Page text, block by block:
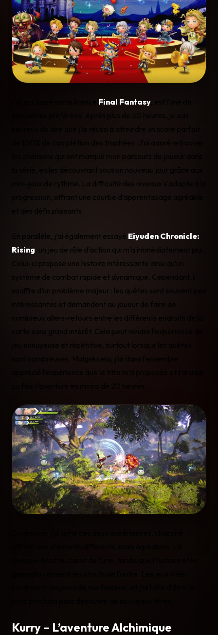
Final Fantasy
la série, en les découvrant sous un nouveau jour grâce aux
mini-jeux de rythme. La difficulté des niveaux s’adapte à la
progression, offrant une courbe d’apprentissage agréable
et des défis plaisants.
En parallèle, j’ai également essayé Eiyuden Chronicle:
Rising , un jeu de rôle d’action qui m’a immédiatement plu.
Celui-ci propose une histoire intéressante ainsi qu’un
système de combat rapide et dynamique. Cependant, il
souffre d’un problème majeur : les quêtes sont souvent peu
intéressantes et demandent au joueur de faire de
nombreux allers-retours entre les différents endroits de la
carte sans grand intérêt. Cela peut rendre l’expérience de
jeu ennuyeuse et répétitive, surtout lorsque les quêtes
Kurry – L’aventure Alchimique